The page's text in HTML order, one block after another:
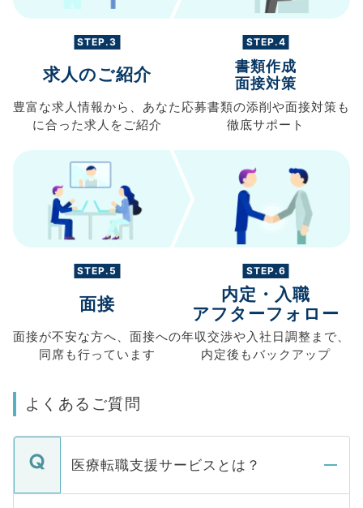
STEP.3
求人のご紹介
豊富な求人情報から、 あなた
に合った求人を ご紹介
STEP.4
書類作成
面接対策
応募書類の添削や面接対策も
徹底サポート
STEP.5
面接
面接が不安な方へ、 面接への
同席も行っています
STEP.6
内定・入職
アフターフォロー
年収交渉や入社日調整まで、
内定後もバックアップ
よくあるご質問
医療転職支援サービスとは？